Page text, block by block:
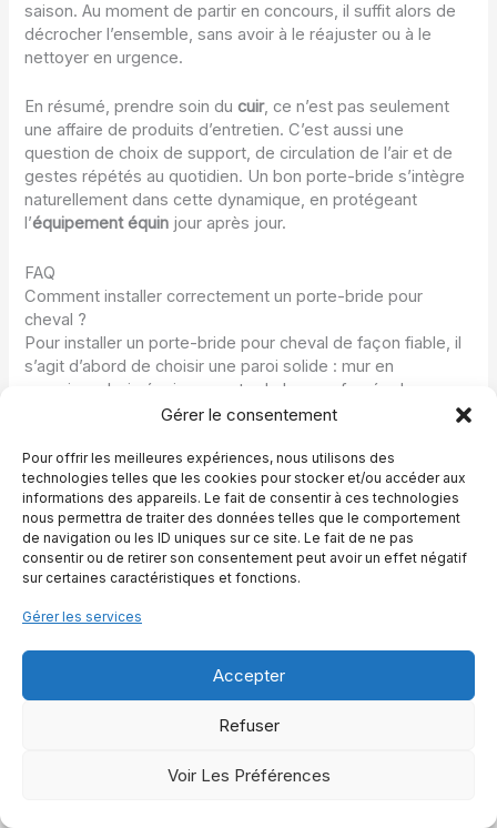
Gérer le consentement
Pour offrir les meilleures expériences, nous utilisons des
technologies telles que les cookies pour stocker et/ou accéder aux
informations des appareils. Le fait de consentir à ces technologies
nous permettra de traiter des données telles que le comportement
de navigation ou les ID uniques sur ce site. Le fait de ne pas
consentir ou de retirer son consentement peut avoir un effet négatif
sur certaines caractéristiques et fonctions.
Gérer les services
Accepter
Refuser
Voir Les Préférences
saison. Au moment de partir en concours, il suffit alors de
décrocher l’ensemble, sans avoir à le réajuster ou à le
nettoyer en urgence.
En résumé, prendre soin ducuir, ce n’est pas seulement
une affaire de produits d’entretien. C’est aussi une
question de choix de support, de circulation de l’air et de
gestes répétés au quotidien. Un bon porte-bride s’intègre
naturellement dans cette dynamique, en protégeant
l’équipement équin jour après jour.
FAQ
Comment installer correctement un porte-bride pour
cheval ?
Pour installer un porte-bride pour cheval de façon fiable, il
s’agit d’abord de choisir une paroi solide : mur en
parpaings, bois épais ou porte de box renforcée. Le
support mural est généralement prévu pour une fixation
chevilles au matériau. Il est conseillé de placer le porte-
bride à hauteur d’épaule, afin de pouvoir manipuler
facilement la bride sans lever excessivement les bras.
Après avoir marqué les emplacements, il suffit de percer,
d’insérer les chevilles adaptées puis de visser fermement.
Avant d’y suspendre un bridon, un test rapide avec la main
supportera bien le poids du cuir et du mors.
Un porte-bride en métal risque-t-il d’abîmer le cuir ?
Un porte-bride en métal peint ou galvanisé n’abîme pas le
cuir lorsqu’il est bien conçu. La clé, c’est la forme et la
suffisamment arrondie et sans arêtes vives, le cuir repose
confortablement sans être pincé. Au moment de l’achat, il